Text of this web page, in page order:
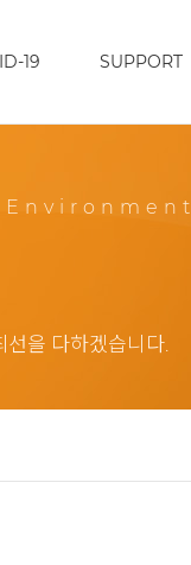
19 SUPPORT
을 다하겠습니다.